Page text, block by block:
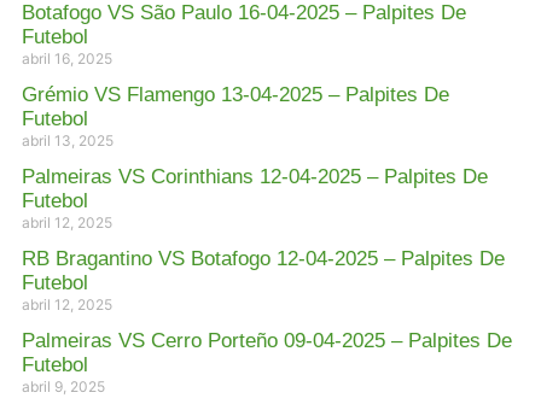
Botafogo VS São Paulo 16-04-2025 – Palpites De
Futebol
abril 16, 2025
Grémio VS Flamengo 13-04-2025 – Palpites De
Futebol
abril 13, 2025
Palmeiras VS Corinthians 12-04-2025 – Palpites De
Futebol
abril 12, 2025
RB Bragantino VS Botafogo 12-04-2025 – Palpites De
Futebol
abril 12, 2025
Palmeiras VS Cerro Porteño 09-04-2025 – Palpites De
Futebol
abril 9, 2025